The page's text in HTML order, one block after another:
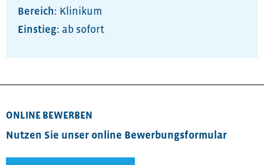
Bereich: Klinikum
ab sofort
ONLINE BEWERBEN
Nutzen Sie unser online Bewerbungsformular